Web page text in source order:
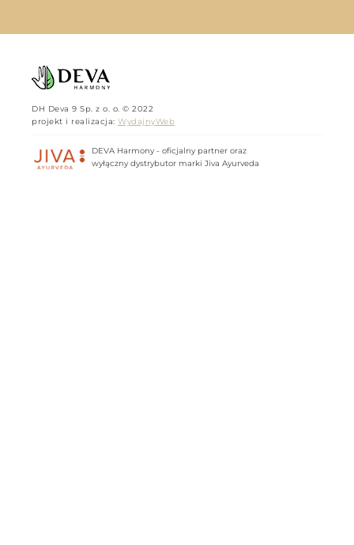
DH Deva 9 Sp. z o. o. © 2022
projekt i realizacja: WydajnyWeb
DEVA Harmony - oficjalny partner oraz
wyłączny dystrybutor marki Jiva Ayurveda